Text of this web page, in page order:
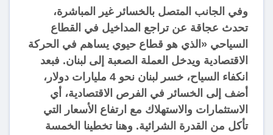
وفي الجانب المتصل بالخسائر غير المباشرة،
تحدث عجاقة عن تراجع المداخيل في القطاع
السياحي «الذي هو قطاع حيوي يساهم في الحركة
الاقتصادية ويدخل العملة الصعبة إلى لبنان. فبعد
انكفاء السياح، خسر لبنان نحو 4 مليارات دولار،
أضف إلى الخسائر في الفرص الاقتصادية، أي
الاستثمارات والاستهلاك مع ارتفاع الأسعار التي
تأكل من القدرة الشرائية. وهنا تخطينا الخمسة